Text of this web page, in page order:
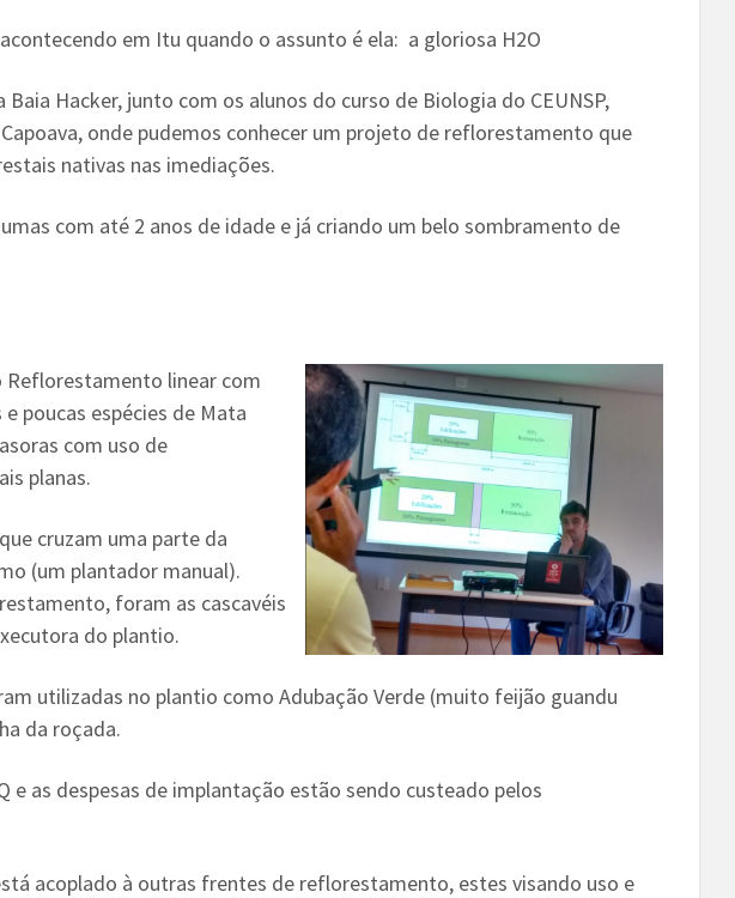
em Itu quando o assunto é ela: a gloriosa H2O
Hacker, junto com os alunos do curso de Biologia do CEUNSP,
onde pudemos conhecer um projeto de reflorestamento que
nativas nas imediações.
com até 2 anos de idade e já criando um belo sombramento de
linear com
poucas espécies de Mata
com uso de
planas.
cruzam uma parte da
(um plantador manual).
foram as cascavéis
do plantio.
utilizadas no plantio como Adubação Verde (muito feijão guandu
da roçada.
e as despesas de implantação estão sendo custeado pelos
acoplado à outras frentes de reflorestamento, estes visando uso e